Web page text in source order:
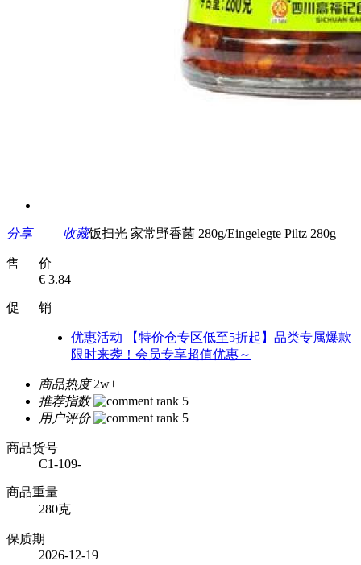
分享 收藏饭扫光 家常野香菌 280g/Eingelegte Piltz 280g
售 价
€ 3.84
促 销
优惠活动
【特价仓专区低至5折起】品类专属爆款
限时来袭！会员专享超值优惠～
商品热度 2w+
推荐指数
用户评价
商品货号
C1-109-
商品重量
280克
保质期
2026-12-19